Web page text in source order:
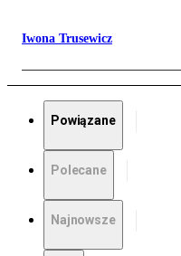
Iwona Trusewicz
Powiązane
Polecane
Najnowsze